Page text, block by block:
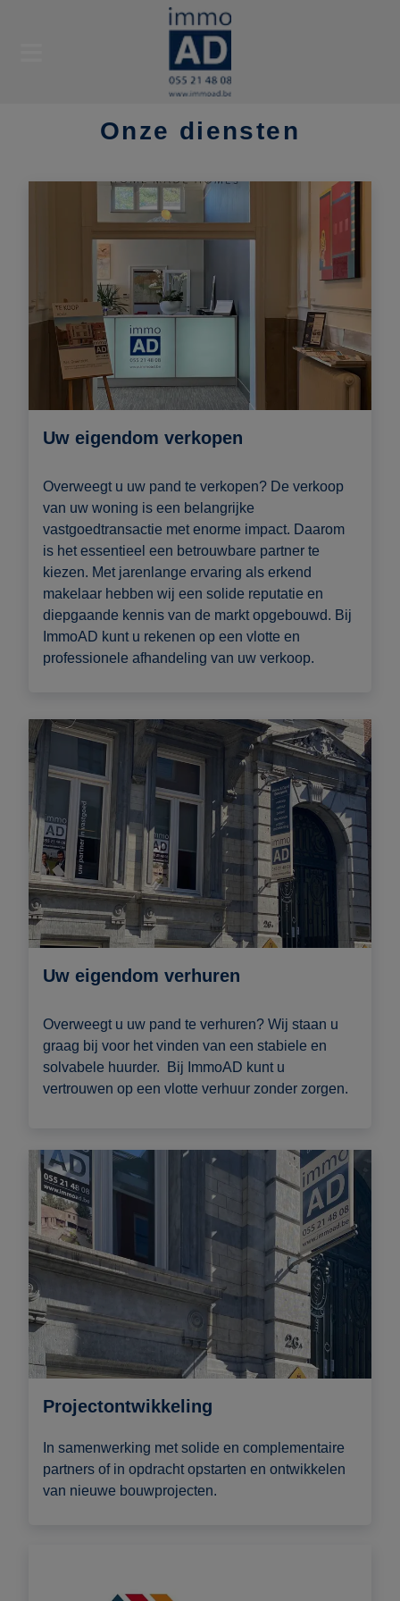
Onze diensten
Uw eigendom verkopen
Overweegt u uw pand te verkopen? De verkoop
van uw woning is een belangrijke
vastgoedtransactie met enorme impact. Daarom
is het essentieel een betrouwbare partner te
kiezen. Met jarenlange ervaring als erkend
makelaar hebben wij een solide reputatie en
diepgaande kennis van de markt opgebouwd. Bij
ImmoAD kunt u rekenen op een vlotte en
professionele afhandeling van uw verkoop.
Uw eigendom verhuren
Overweegt u uw pand te verhuren? Wij staan u
graag bij voor het vinden van een stabiele en
solvabele huurder. Bij ImmoAD kunt u
vertrouwen op een vlotte verhuur zonder zorgen.
Projectontwikkeling
In samenwerking met solide en complementaire
partners of in opdracht opstarten en ontwikkelen
van nieuwe bouwprojecten.